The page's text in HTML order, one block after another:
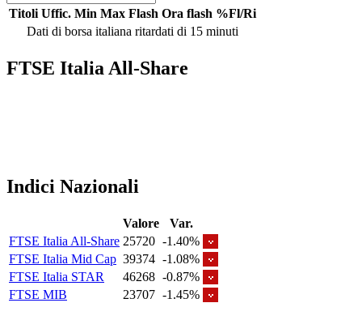
Titoli Uffic. Min Max Flash Ora flash %Fl/Ri
Dati di borsa italiana ritardati di 15 minuti
FTSE Italia All-Share
Indici Nazionali
Valore
Var.
FTSE Italia All-Share 25720 -1.40%
FTSE Italia Mid Cap 39374 -1.08%
FTSE Italia STAR
46268 -0.87%
FTSE MIB
23707 -1.45%